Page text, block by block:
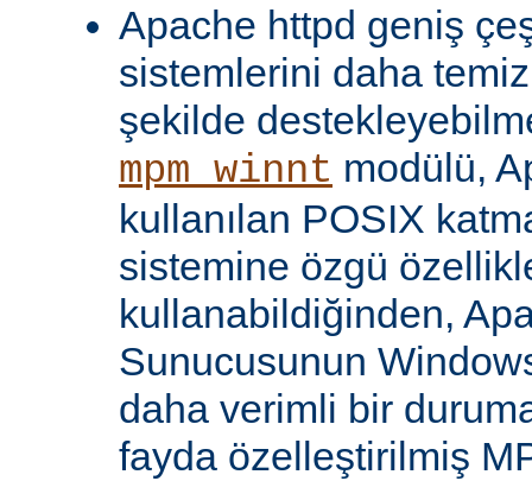
Apache httpd geniş
sistemlerini daha
şekilde
mpm_winnt modülü,
kullanılan POSIX
sistemine özgü
kullanabildiğinden,
Sunucusunun
daha verimli bir
fayda özelleştirilmiş